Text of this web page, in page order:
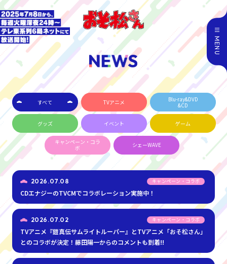
MENU
すべて TVアニメ
Blu-ray&DVD
&CD
グッズ イベント ゲーム
キャンペーン・コラ
ボ
シェーWAVE
2026.07.08
CDエナジーのTVCMでコラボレーション実施中！
キャンペーン・コラボ
2026.07.02
TVアニメ『鎧真伝サムライトルーパー』とTVアニメ「おそ松さん」
とのコラボが決定！藤田陽一からのコメントも到着!!
キャンペーン・コラボ